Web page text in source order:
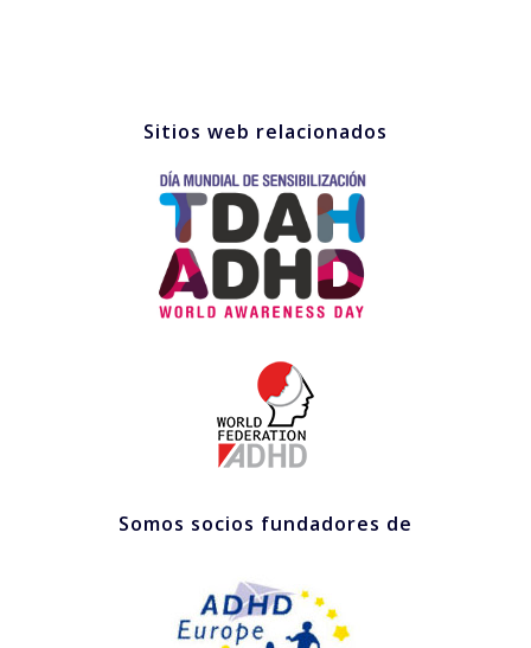
Sitios web relacionados
Somos socios fundadores de